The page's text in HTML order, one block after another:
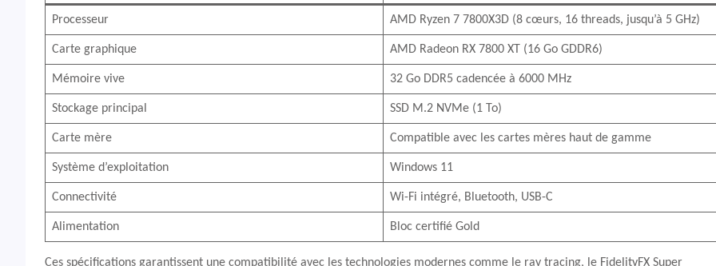
Processeur AMD Ryzen 7 7800X3D (8 cœurs, 16 threads, jusqu’à 5 GHz)
Carte graphique AMD Radeon RX 7800 XT (16 Go GDDR6)
Mémoire vive 32 Go DDR5 cadencée à 6000 MHz
Stockage principal SSD M.2 NVMe (1 To)
Carte mère Compatible avec les cartes mères haut de gamme
Système d’exploitation Windows 11
Connectivité Wi-Fi intégré, Bluetooth, USB-C
Alimentation Bloc certifié Gold
Ces spécifications garantissent une compatibilité avec les technologies modernes comme le ray tracing, le FidelityFX Super